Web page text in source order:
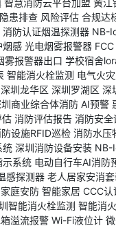
智慧消防云平台加盟 黄江
隐患排查 风险评估 合规达
消防认证烟温探测器 NB-
烟感 光电烟雾报警器 FCC
雾报警器出口 学校宿舍
智能消火栓监测 电气火
深圳龙华区 深圳罗湖区 深
商业综合体消防 AI预警
估 消防评估报告 消防安全
设施RFID巡检 消防水压
统 深圳消防设备安装 NB-
示系统 电动自行车AI消防
感探测器 老人居家安消
家庭安防 智能家居 CCC认
智能消火栓监测 智能消
溢流报警 Wi-Fi液位计